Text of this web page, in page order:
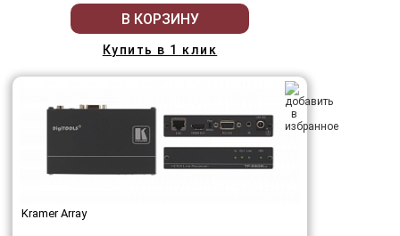
В КОРЗИНУ
Купить в 1 клик
Kramer Array